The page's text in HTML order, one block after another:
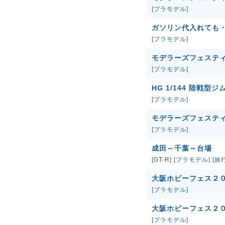
[プラモデル]
ガソリン代入れても
[プラモデル]
モデラーズフェステ
[プラモデル]
HG 1/144 陸戦型ジ
[プラモデル]
モデラーズフェステ
[プラモデル]
成田～千葉～台場
[GT-R] [プラモデル] [旅
大阪ホビーフェス２
[プラモデル]
大阪ホビーフェス２
[プラモデル]